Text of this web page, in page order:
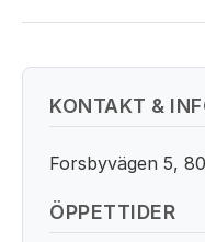
KONTAKT &
Forsbyvägen 5,
ÖPPETTIDER